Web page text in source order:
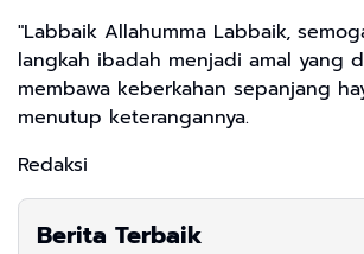
"Labbaik Allahumma Labbaik,
langkah ibadah menjadi amal yang
membawa keberkahan sepanjang
menutup keterangannya.
Redaksi
Berita Terbaik